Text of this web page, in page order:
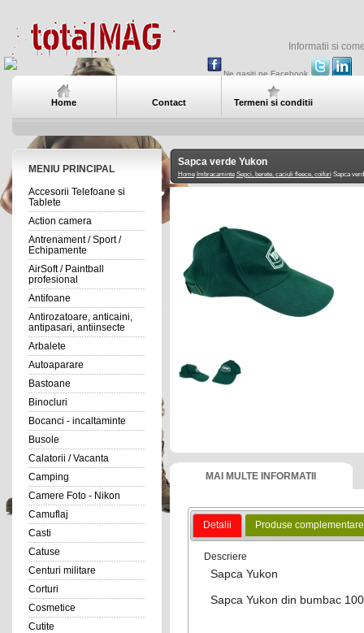
Informatii si
Ne gasiti pe Facebook
Home Contact Termeni si conditii
MENIU PRINCIPAL
Accesorii Telefoane si
Tablete
Action camera
Antrenament / Sport /
Echipamente
AirSoft / Paintball
profesional
Antifoane
Antirozatoare, anticaini,
antipasari, antiinsecte
Arbalete
Autoaparare
Bastoane
Binocluri
Bocanci - incaltaminte
Busole
Calatorii / Vacanta
Camping
Camere Foto - Nikon
Camuflaj
Casti
Catuse
Centuri militare
Corturi
Cosmetice
Cutite
Sapca verde Yukon
Home Imbracaminte Sepci, berete, caciuli fleece, coifuriSapca
MAI MULTE INFORMATII
Detalii Produse complementare
Descriere
Sapca Yukon
Sapca Yukon din bumbac